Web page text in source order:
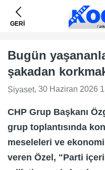
GERİ
Bugün
şakadan
Siyaset, 30 Haziran 2026
CHP Grup Başkanı
grup toplantısında
meseleleri ve
veren Özel, "Parti